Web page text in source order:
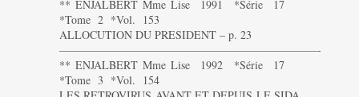
** ENJALBERT Mme Lise 1991 *Série 17
*Tome 2 *Vol. 153
ALLOCUTION DU PRESIDENT – p. 23
———————————————————————-
** ENJALBERT Mme Lise 1992 *Série 17
*Tome 3 *Vol. 154